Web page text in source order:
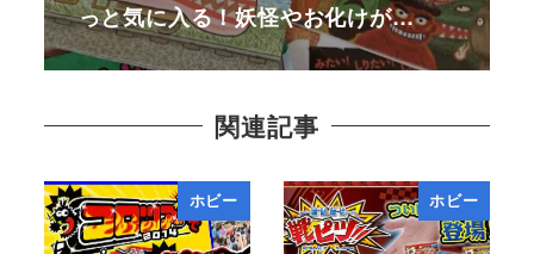
っと気に入る！妖怪やお化けが…
関連記事
ホビー ホビー